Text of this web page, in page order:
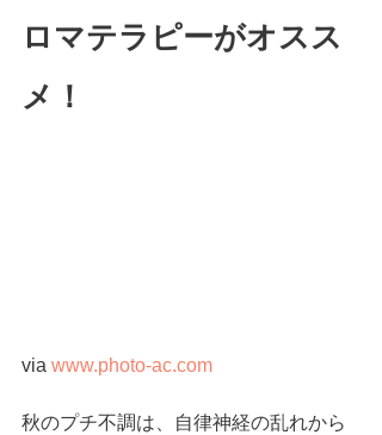
ロマテラピーがオスス
メ！
via www.photo-ac.com
秋のプチ不調は、自律神経の乱れから